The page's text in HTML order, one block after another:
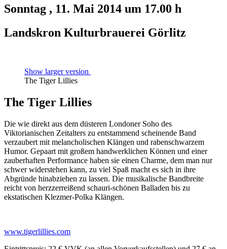
Sonntag , 11. Mai 2014 um 17.00 h
Landskron Kulturbrauerei Görlitz
Show larger version
The Tiger Lillies
The Tiger Lillies
Die wie direkt aus dem düsteren Londoner Soho des
Viktorianischen Zeitalters zu entstammend scheinende Band
verzaubert mit melancholischen Klängen und rabenschwarzem
Humor. Gepaart mit großem handwerklichen Können und einer
zauberhaften Performance haben sie einen Charme, dem man nur
schwer widerstehen kann, zu viel Spaß macht es sich in ihre
Abgründe hinabziehen zu lassen. Die musikalische Bandbreite
reicht von herzzerreißend schauri-schönen Balladen bis zu
ekstatischen Klezmer-Polka Klängen.
www.tigerlillies.com